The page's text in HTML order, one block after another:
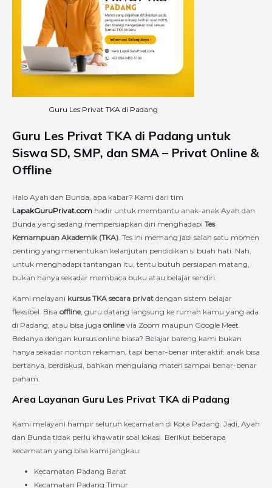
Guru Les Privat TKA di Padang
Guru Les Privat TKA di Padang untuk
Siswa SD, SMP, dan SMA – Privat Online &
Offline
Halo Ayah dan Bunda, apa kabar? Kami dari tim
LapakGuruPrivat.com hadir untuk membantu anak-anak Ayah dan
Bunda yang sedang mempersiapkan diri menghadapi Tes
Kemampuan Akademik (TKA) . Tes ini memang jadi salah satu momen
penting yang menentukan kelanjutan pendidikan si buah hati. Nah,
untuk menghadapi tantangan itu, tentu butuh persiapan matang,
bukan hanya sekadar membaca buku atau belajar sendiri.
Kami melayani kursus TKA secara privat dengan sistem belajar
fleksibel. Bisa offline, guru datang langsung ke rumah kamu yang ada
di Padang, atau bisa juga onlinevia Zoom maupun Google Meet.
Bedanya dengan kursus online biasa? Belajar bareng kami bukan
hanya sekadar nonton rekaman, tapi benar-benar interaktif: anak bisa
bertanya, berdiskusi, bahkan mengulang materi sampai benar-benar
paham.
Area Layanan Guru Les Privat TKA di Padang
Kami melayani hampir seluruh kecamatan di Kota Padang. Jadi, Ayah
dan Bunda tidak perlu khawatir soal lokasi. Berikut beberapa
kecamatan yang bisa kami jangkau:
Kecamatan Padang Barat
Kecamatan Padang Timur